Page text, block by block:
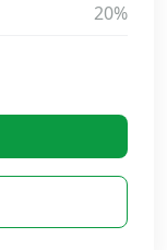
›
20%